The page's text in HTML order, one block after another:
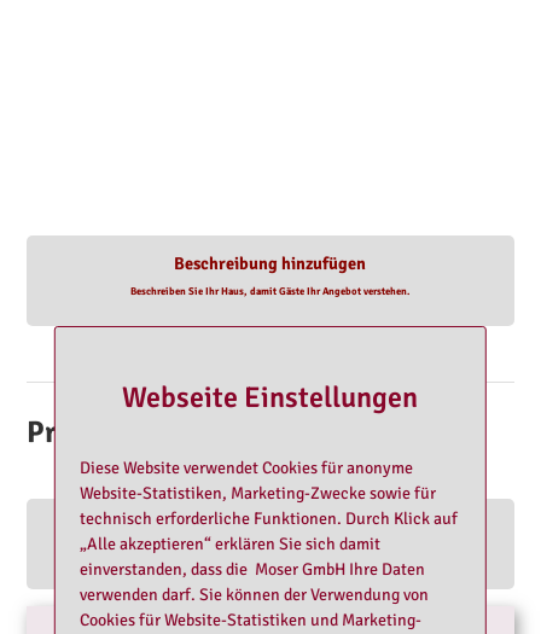
Webseite Einstellungen
Diese Website verwendet Cookies für anonyme
Website-Statistiken, Marketing-Zwecke sowie für
technisch erforderliche Funktionen. Durch Klick auf
„Alle akzeptieren“ erklären Sie sich damit
einverstanden, dass die Moser GmbH Ihre Daten
verwenden darf. Sie können der Verwendung von
Cookies für Website-Statistiken und Marketing-
Beschreibung hinzufügen
Beschreiben Sie Ihr Haus, damit Gäste Ihr Angebot verstehen.
Profile im Club
Profile hinzufügen
Zeigen Sie Ihre Girls mit Profilen und Fotos für mehr Anfragen.